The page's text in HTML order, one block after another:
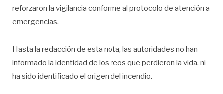
reforzaron la vigilancia conforme al protocolo de atención a
emergencias.
Hasta la redacción de esta nota, las autoridades no han
informado la identidad de los reos que perdieron la vida, ni
ha sido identificado el origen del incendio.